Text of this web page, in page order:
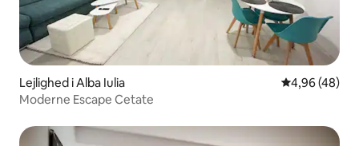
Lejlighed i Alba Iulia 4,96 ud af 5 i
4,96 (48)
Moderne Escape Cetate